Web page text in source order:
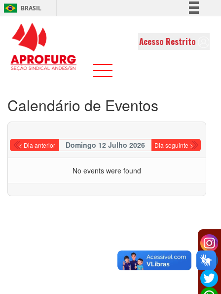
BRASIL
Comunica BR
Acesso Restrito
Calendário de Eventos
< Dia anterior Domingo 12 Julho 2026 Dia seguinte >
No events were found